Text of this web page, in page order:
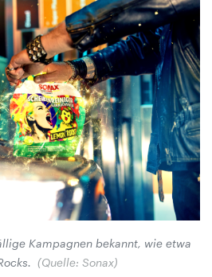
Kampagnen bekannt, wie etwa
(Quelle: Sonax)